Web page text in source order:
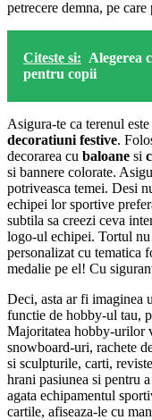
petrecere demna, pe
Citeste si: Alegerea
pentru copii
Asigura-te ca terenul
decoratiuni festive.
decorarea cu baloane si
si bannere colorate.
potriveasca temei. Desi
echipei lor sportive
subtila sa creezi ceva
logo-ul echipei. Tortul nu
personalizat cu tematica
medalie pe el! Cu
Deci, asta ar fi imaginea
functie de hobby-ul tau,
Majoritatea hobby-urilor
snowboard-uri, rachete
si sculpturile, carti,
hrani pasiunea si pentru
agata echipamentul
cartile, afiseaza-le cu